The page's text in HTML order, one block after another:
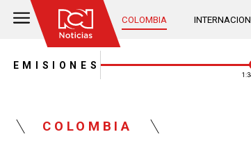
COLOMBIA
EMISIONES
COLOMBIA